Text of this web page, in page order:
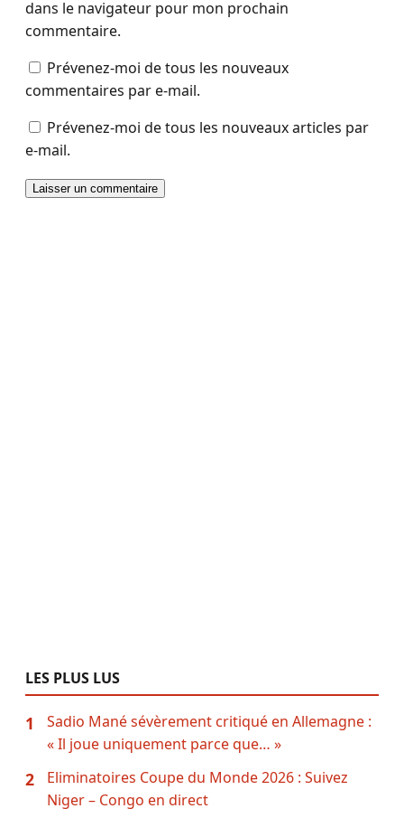
dans le navigateur pour mon prochain
commentaire.
Prévenez-moi de tous les nouveaux
commentaires par e-mail.
Prévenez-moi de tous les nouveaux articles par
e-mail.
LES PLUS LUS
1
Sadio Mané sévèrement critiqué en Allemagne :
« Il joue uniquement parce que… »
2
Eliminatoires Coupe du Monde 2026 : Suivez
Niger – Congo en direct